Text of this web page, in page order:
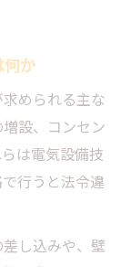
積もりの
対策ポイ
工事料の違
工事料金の
用の変動要
か
められる主な
設、コンセン
は電気設備技
行うと法令違
し込みや、壁